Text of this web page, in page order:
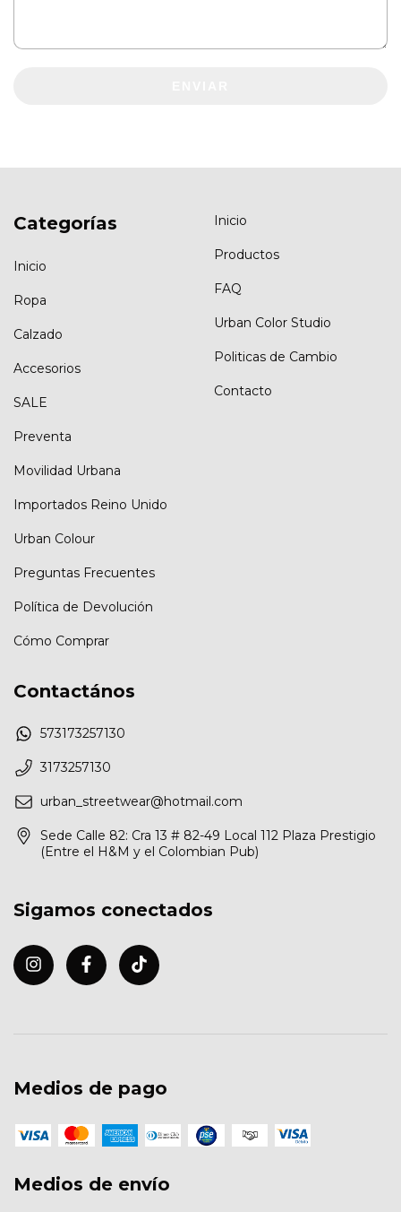
Categorías
Inicio
Ropa
Calzado
Accesorios
SALE
Preventa
Movilidad Urbana
Importados Reino Unido
Urban Colour
Preguntas Frecuentes
Política de Devolución
Cómo Comprar
Inicio
Productos
FAQ
Urban Color Studio
Politicas de Cambio
Contacto
Contactános
573173257130
3173257130
urban_streetwear@hotmail.com
Sede Calle 82: Cra 13 # 82-49 Local 112 Plaza Prestigio
(Entre el H&M y el Colombian Pub)
Sigamos conectados
Medios de pago
Medios de envío